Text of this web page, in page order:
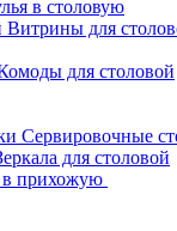
в столовую
Витрины для
для столовой
Сервировочные
для столовой
прихожую